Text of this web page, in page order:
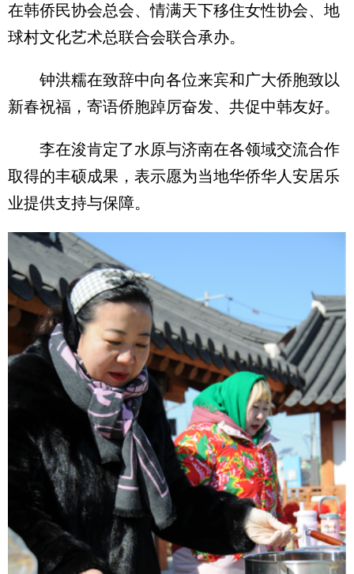
在韩侨民协会总会、情满天下移住女性协会、地
球村文化艺术总联合会联合承办。
钟洪糯在致辞中向各位来宾和广大侨胞致以
新春祝福，寄语侨胞踔厉奋发、共促中韩友好。
李在浚肯定了水原与济南在各领域交流合作
取得的丰硕成果，表示愿为当地华侨华人安居乐
业提供支持与保障。